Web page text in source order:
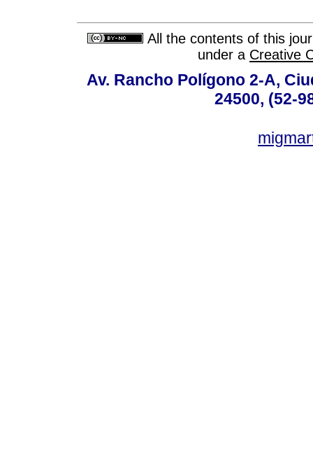
All the contents of this
under a Creative
Av. Rancho Polígono 2-A,
24500, (52-